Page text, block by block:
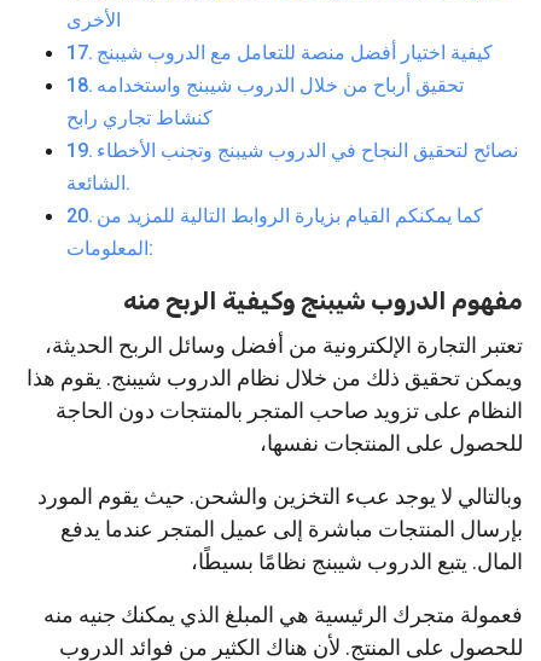
الأخرى
كيفية اختيار أفضل منصة للتعامل مع الدروب شيبنج
تحقيق أرباح من خلال الدروب شيبنج واستخدامه
كنشاط تجاري رابح
نصائح لتحقيق النجاح في الدروب شيبنج وتجنب الأخطاء
الشائعة.
كما يمكنكم القيام بزيارة الروابط التالية للمزيد من
المعلومات:
مفهوم الدروب شيبنج وكيفية الربح منه
تعتبر التجارة الإلكترونية من أفضل وسائل الربح الحديثة،
ويمكن تحقيق ذلك من خلال نظام الدروب شيبنج. يقوم هذا
النظام على تزويد صاحب المتجر بالمنتجات دون الحاجة
للحصول على المنتجات نفسها،
وبالتالي لا يوجد عبء التخزين والشحن. حيث يقوم المورد
بإرسال المنتجات مباشرة إلى عميل المتجر عندما يدفع
المال. يتبع الدروب شيبنج نظامًا بسيطًا،
فعمولة متجرك الرئيسية هي المبلغ الذي يمكنك جنيه منه
للحصول على المنتج. لأن هناك الكثير من فوائد الدروب